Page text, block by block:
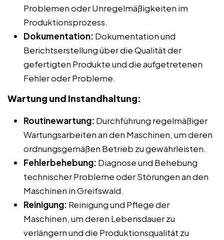
Problemen oder Unregelmäßigkeiten im
Produktionsprozess.
Dokumentation: Dokumentation und
Berichtserstellung über die Qualität der
gefertigten Produkte und die aufgetretenen
Fehler oder Probleme.
Wartung und Instandhaltung:
Routinewartung: Durchführung regelmäßiger
Wartungsarbeiten an den Maschinen, um deren
ordnungsgemäßen Betrieb zu gewährleisten.
Fehlerbehebung: Diagnose und Behebung
technischer Probleme oder Störungen an den
Maschinen in Greifswald.
Reinigung: Reinigung und Pflege der
Maschinen, um deren Lebensdauer zu
verlängern und die Produktionsqualität zu